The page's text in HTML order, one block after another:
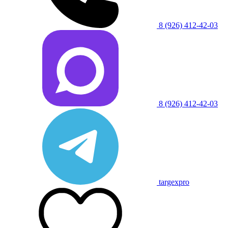
8 (926) 412-42-03
8 (926) 412-42-03
targexpro